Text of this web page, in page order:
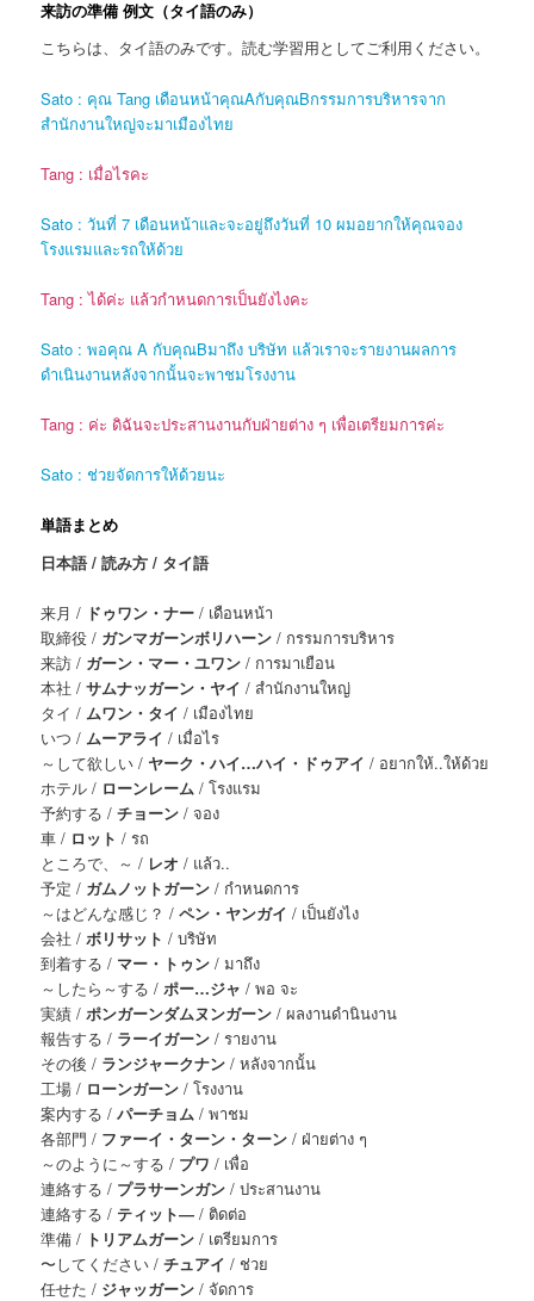
来訪の準備 例文（タイ語のみ）
こちらは、タイ語のみです。読む学習用としてご利用ください。
Sato : คุณ Tang เดือนหน้าคุณAกับคุณBกรรมการบริหารจาก
สำนักงานใหญ่จะมาเมืองไทย
Tang : เมื่อไรคะ
Sato : วันที่ 7 เดือนหน้าและจะอยู่ถึงวันที่ 10 ผมอยากให้คุณจอง
โรงแรมและรถให้ด้วย
Tang : ได้ค่ะ แล้วกำหนดการเป็นยังไงคะ
Sato : พอคุณ A กับคุณBมาถึง บริษัท แล้วเราจะรายงานผลการ
ดำเนินงานหลังจากนั้นจะพาชมโรงงาน
Tang : ค่ะ ดิฉันจะประสานงานกับฝ่ายต่าง ๆ เพื่อเตรียมการค่ะ
Sato : ช่วยจัดการให้ด้วยนะ
単語まとめ
日本語 / 読み方 / タイ語
来月 / ドゥワン・ナー / เดือนหน้า
取締役 / ガンマガーンボリハーン / กรรมการบริหาร
来訪 / ガーン・マー・ユワン / การมาเยือน
本社 /サムナッガーン・ヤイ / สำนักงานใหญ่
タイ /ムワン・タイ / เมืองไทย
いつ /ムーアライ / เมื่อไร
～して欲しい / ヤーク・ハイ…ハイ・ドゥアイ / อยากให้..ให้ด้วย
ホテル / ローンレーム / โรงแรม
予約する /チョーン / จอง
車 / ロット / รถ
ところで、～ / レオ / แล้ว..
予定 / ガムノットガーン / กำหนดการ
～はどんな感じ？ /ペン・ヤンガイ / เป็นยังไง
会社 /ボリサット / บริษัท
到着する / マー・トゥン / มาถึง
～したら～する /ポー…ジャ / พอ จะ
実績 /ポンガーンダムヌンガーン / ผลงานดำนินงาน
報告する / ラーイガーン / รายงาน
その後 / ランジャークナン / หลังจากนั้น
工場 / ローンガーン / โรงงาน
案内する /パーチョム / พาชม
各部門 / ファーイ・ターン・ターン / ฝ่ายต่าง ๆ
～のように～する / プワ / เพื่อ
連絡する / プラサーンガン / ประสานงาน
連絡する / ティット― / ติดต่อ
準備 / トリアムガーン / เตรียมการ
〜してください /チュアイ / ช่วย
任せた / ジャッガーン / จัดการ